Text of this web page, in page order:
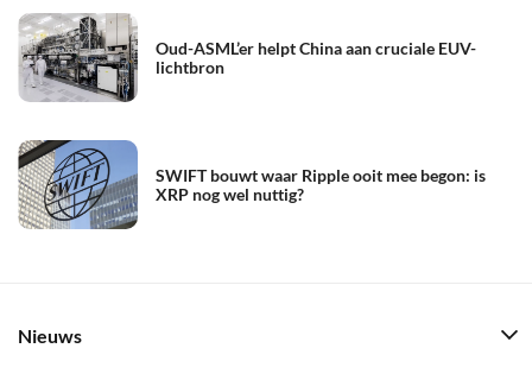
Oud-ASML’er helpt China aan cruciale EUV-
lichtbron
SWIFT bouwt waar Ripple ooit mee begon: is
XRP nog wel nuttig?
Nieuws